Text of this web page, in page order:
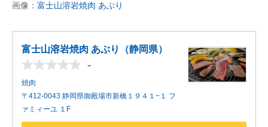
画像： 富士山溶岩焼肉 あぶり
富士山溶岩焼肉 あぶり（静岡県）
-
焼肉
〒412-0043 静岡県御殿場市新橋１９４１−１ フ
ァミィーユ １F